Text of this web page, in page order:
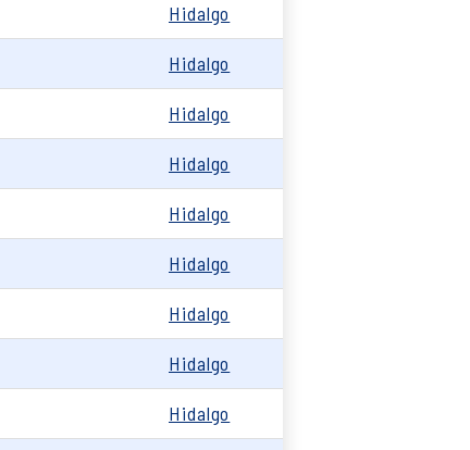
Hidalgo
Hidalgo
Hidalgo
Hidalgo
Hidalgo
Hidalgo
Hidalgo
Hidalgo
Hidalgo